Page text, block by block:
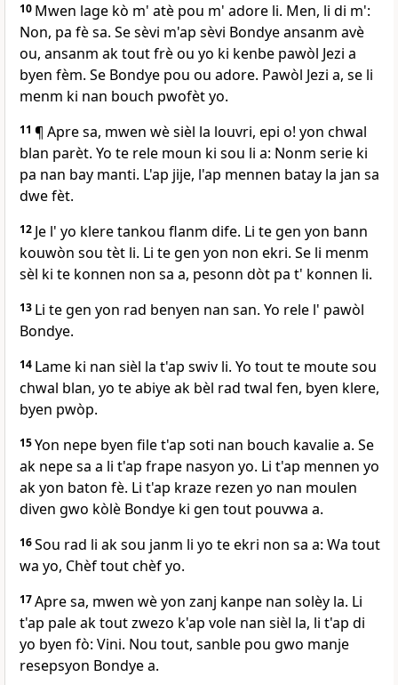
10 Mwen lage kò m' atè pou m' adore li. Men, li di m':
Non, pa fè sa. Se sèvi m'ap sèvi Bondye ansanm avè
ou, ansanm ak tout frè ou yo ki kenbe pawòl Jezi a
byen fèm. Se Bondye pou ou adore. Pawòl Jezi a, se li
menm ki nan bouch pwofèt yo.
11 ¶ Apre sa, mwen wè sièl la louvri, epi o! yon chwal
blan parèt. Yo te rele moun ki sou li a: Nonm serie ki
pa nan bay manti. L'ap jije, l'ap mennen batay la jan sa
dwe fèt.
12 Je l' yo klere tankou flanm dife. Li te gen yon bann
kouwòn sou tèt li. Li te gen yon non ekri. Se li menm
sèl ki te konnen non sa a, pesonn dòt pa t' konnen li.
13 Li te gen yon rad benyen nan san. Yo rele l' pawòl
Bondye.
14 Lame ki nan sièl la t'ap swiv li. Yo tout te moute sou
chwal blan, yo te abiye ak bèl rad twal fen, byen klere,
byen pwòp.
15Yon nepe byen file t'ap soti nan bouch kavalie a. Se
ak nepe sa a li t'ap frape nasyon yo. Li t'ap mennen yo
ak yon baton fè. Li t'ap kraze rezen yo nan moulen
diven gwo kòlè Bondye ki gen tout pouvwa a.
16Sou rad li ak sou janm li yo te ekri non sa a: Wa tout
wa yo, Chèf tout chèf yo.
17Apre sa, mwen wè yon zanj kanpe nan solèy la. Li
t'ap pale ak tout zwezo k'ap vole nan sièl la, li t'ap di
yo byen fò: Vini. Nou tout, sanble pou gwo manje
resepsyon Bondye a.